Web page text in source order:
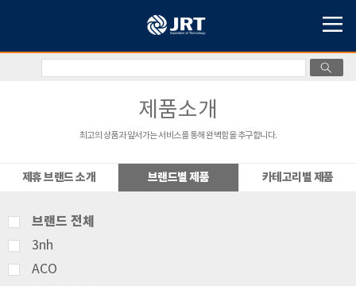
제품소개
최고의 상품과 앞서가는 서비스를 통해 완벽함을 추구합니다.
제휴 브랜드 소개 브랜드별 제품 카테고리별 제품
브랜드 전체
3nh
ACO